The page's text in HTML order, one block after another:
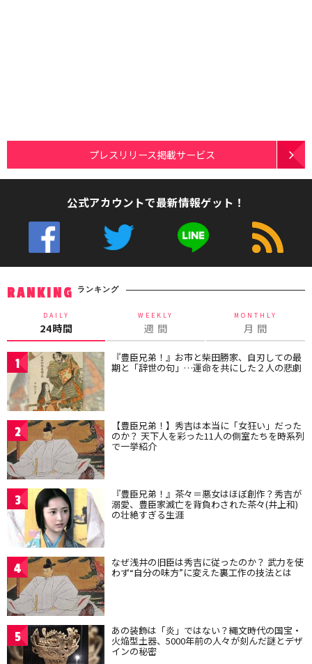
プレスリリース掲載サービス
公式アカウントで最新情報ゲット！
RANKING ランキング
DAILY
24時間
WEEKLY
週 間
MONTHLY
月 間
1 『豊臣兄弟！』お市と柴田勝家、自刃しての最
期と「辞世の句」…運命を共にした２人の悲劇
2 【豊臣兄弟！】秀吉は本当に「女狂い」だった
のか？ 天下人を彩った11人の側室たちを時系列
で一挙紹介
3 『豊臣兄弟！』茶々＝悪女はほぼ創作？秀吉が
溺愛、豊臣家滅亡を背負わされた茶々(井上和)
の壮絶すぎる生涯
4 なぜ浅井の旧臣は秀吉に従ったのか？ 武力を使
わず“自分の味方”に変えた裏工作の技法とは
5 あの装飾は「炎」ではない？縄文時代の国宝・
火焔型土器、5000年前の人々が刻んだ謎とデザ
インの秘密